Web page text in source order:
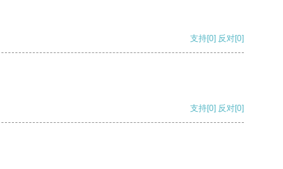
支持[0] 反对[0]
支持[0] 反对[0]